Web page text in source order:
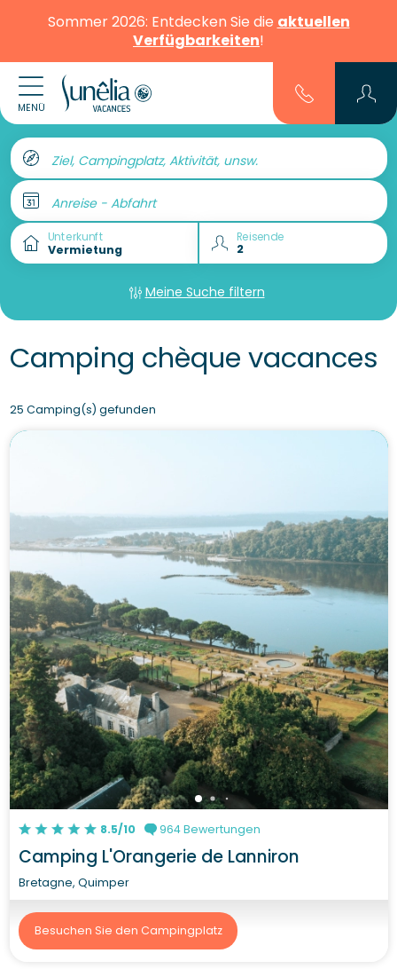
Sommer 2026: Entdecken Sie die aktuellen
Verfügbarkeiten!
MENÜ
Ziel, Campingplatz, Aktivität, unsw.
Anreise - Abfahrt
Unterkunft Reisende
Meine Suche filtern
Camping chèque vacances
25 Camping(s) gefunden
8.5/10 964 Bewertungen
Camping L'Orangerie de Lanniron
Bretagne, Quimper
Besuchen Sie den Campingplatz